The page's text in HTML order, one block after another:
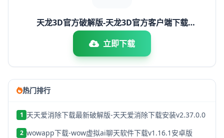
天龙3D官方破解版-天龙3D官方客户端下载
v1.1050.0.0官方畅玩下载
立即下载
热门排行
1 天天爱消除下载最新破解版-天天爱消除下载安装v2.37.0.0
2 wowapp下载-wow虚拟ai聊天软件下载v1.16.1安卓版